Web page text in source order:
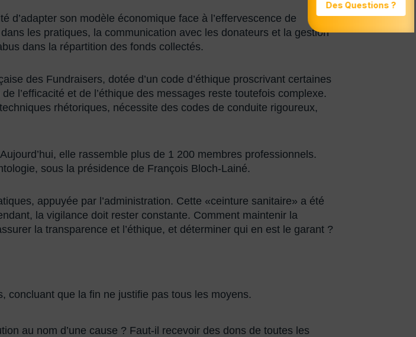
son modèle économique face à l’effervescence de
les pratiques, la communication avec les donateurs et la gestion
dans la répartition des fonds collectés.
des Fundraisers, dotée d’un code d’éthique proscrivant certaines
l’efficacité et de l’éthique des messages reste toutefois complexe.
rhétoriques, nécessite des codes de conduite rigoureux,
elle rassemble plus de 1 200 membres professionnels.
sous la présidence de François Bloch-Lainé.
appuyée par l’administration. Cette «ceinture sanitaire» a été
la vigilance doit rester constante. Comment maintenir la
la transparence et l’éthique, et déterminer qui en est le garant ?
concluant que la fin ne justifie pas tous les moyens.
au nom d’une cause ? Faut-il recevoir des dons de toutes les